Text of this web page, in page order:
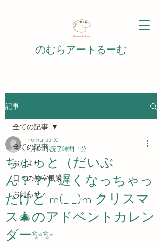
のむらアートるーむ
記事
全ての記事
おたより
日々の教室風景
お知らせ
全ての記事
ちょっと（だいぶ
ん？？）遅くなっちゃっ
たけど m(_ _)m クリスマ
ス🎄のアドベントカレン
ダー✨✨
nomuraart0
1月25日 読了時間: 1分